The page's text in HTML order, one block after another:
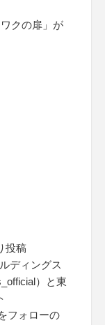
クの扉」が
投稿
ディングス
）と東
フォローの